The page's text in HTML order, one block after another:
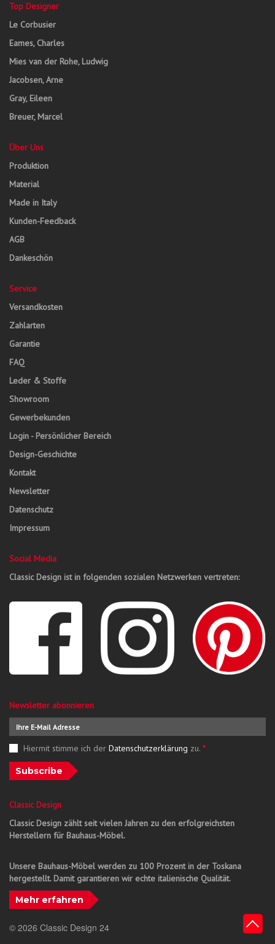
Top Designer
Le Corbusier
Eames, Charles
Mies van der Rohe, Ludwig
Jacobsen, Arne
Gray, Eileen
Breuer, Marcel
Über Uns
Produktion
Material
Made in Italy
Kunden-Feedback
AGB
Dankeschön
Service
Versandkosten
Zahlarten
Garantie
FAQ
Leder & Stoffe
Showroom
Gewerbekunden
Login - Persönlicher Bereich
Design-Geschichte
Kontakt
Newsletter
Datenschutz
Impressum
Social Media
Classic Design ist in folgenden sozialen Netzwerken vertreten:
Newsletter abonnieren
Hiermit stimme ich der Datenschutzerklärung zu. *
Subscribe
Classic Design
Classic Design zählt seit vielen Jahren zu den erfolgreichsten
Herstellern für Bauhaus-Möbel.
Unsere Bauhaus-Möbel werden zu 100 Prozent in der Toskana
hergestellt. Damit garantieren wir echte italienische Qualität.
Mehr erfahren
© 2026 Classic Design 24